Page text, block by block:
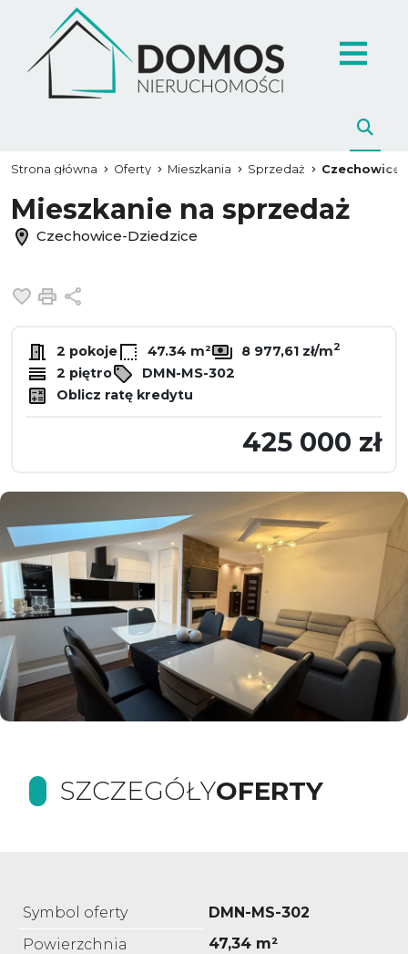
Strona główna Oferty Mieszkania Sprzedaż
Mieszkanie na sprzedaż
Czechowice-Dziedzice
Dodaj do ulubionych
Drukuj
2 pokoje 47.34 m² 8 977,61 zł/m2
2 piętro
DMN-MS-302
Oblicz ratę kredytu
425 000 zł
SZCZEGÓŁYOFERTY
Symbol oferty
DMN-MS-302
Powierzchnia
47,34 m²